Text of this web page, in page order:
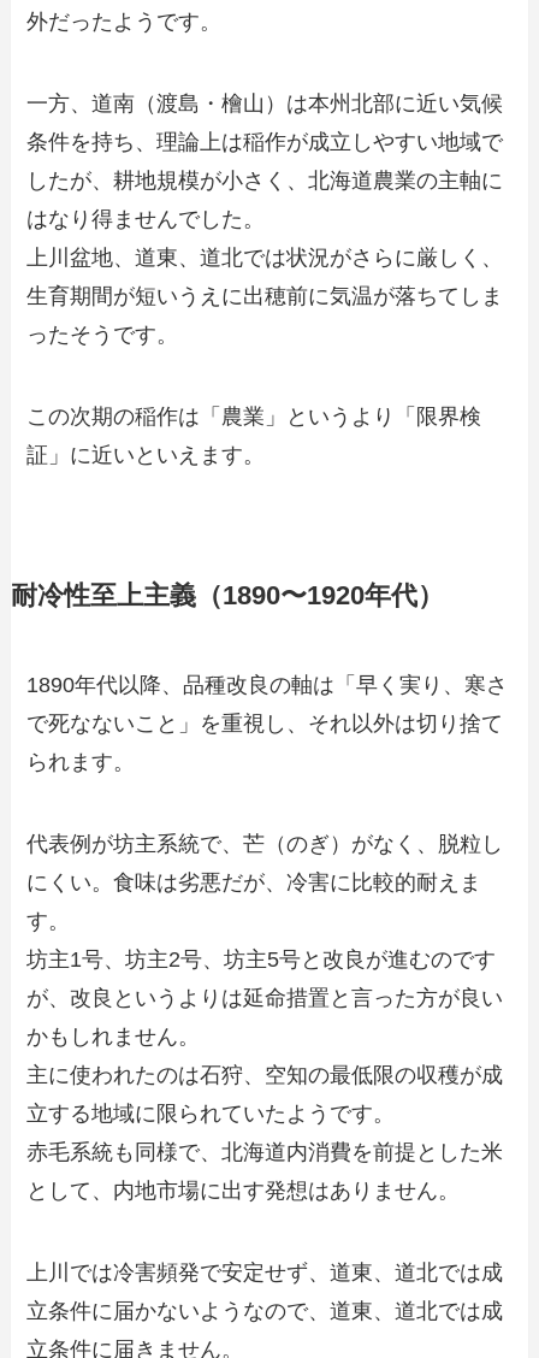
外だったようです。
一方、道南（渡島・檜山）は本州北部に近い気候
条件を持ち、理論上は稲作が成立しやすい地域で
したが、耕地規模が小さく、北海道農業の主軸に
はなり得ませんでした。
上川盆地、道東、道北では状況がさらに厳しく、
生育期間が短いうえに出穂前に気温が落ちてしま
ったそうです。
この次期の稲作は「農業」というより「限界検
証」に近いといえます。
耐冷性至上主義（1890〜1920年代）
1890年代以降、品種改良の軸は「早く実り、寒さ
で死なないこと」を重視し、それ以外は切り捨て
られます。
代表例が坊主系統で、芒（のぎ）がなく、脱粒し
にくい。食味は劣悪だが、冷害に比較的耐えま
す。
坊主1号、坊主2号、坊主5号と改良が進むのです
が、改良というよりは延命措置と言った方が良い
かもしれません。
主に使われたのは石狩、空知の最低限の収穫が成
立する地域に限られていたようです。
赤毛系統も同様で、北海道内消費を前提とした米
として、内地市場に出す発想はありません。
上川では冷害頻発で安定せず、道東、道北では成
立条件に届かないようなので、道東、道北では成
立条件に届きません。